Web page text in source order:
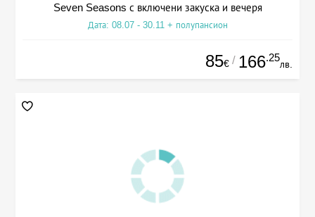
Seven Seasons с включени закуска и вечеря
Дата: 08.07 - 30.11 + полупансион
85€ / 166.25
лв.